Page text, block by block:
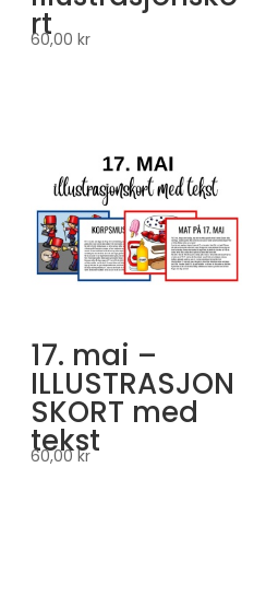
rt
60,00kr
17. mai –
ILLUSTRASJON
SKORT med
tekst
60,00kr